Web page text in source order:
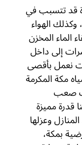
قد تتسبب في
الهواء
الماء المخزن
إلى داخل
نعمل بأقصى
مكة المكرمة
صعب
قدرة مميزة
وعزلها
بمكة،